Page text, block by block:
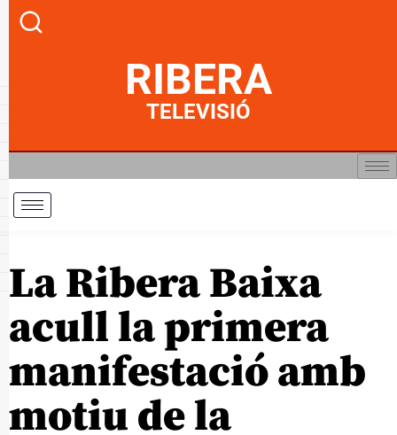
RIBERA
TELEVISIÓ
La Ribera Baixa
acull la primera
manifestació amb
motiu de la